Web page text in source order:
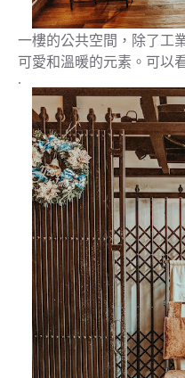
一樓的公共空間，除了工
可愛和溫暖的元素。可以
.